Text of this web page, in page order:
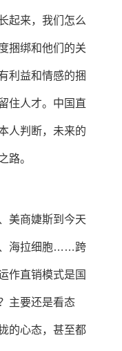
起来，我们怎么
捆绑和他们的关
利益和情感的捆
住人才。中国直
人判断，未来的
路。
美商婕斯到今天
、海拉细胞……跨
作直销模式是国
主要还是看态
的心态，甚至都